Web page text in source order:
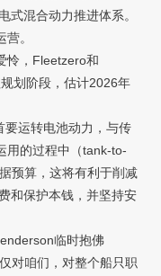
式混合动力推进体系。
。
，Fleetzero和
划阶段，估计2026年
运转电池动力，与传
用的过程中（tank-to-
预算，这将有利于削减
和保护本钱，并坚持安
临时抱佛
对咱们，对整个船只职